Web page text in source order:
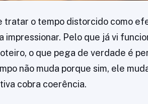
tratar o tempo distorcido como
Pelo que já vi
o que pega de verdade é
não muda porque sim, ele
cobra coerência.